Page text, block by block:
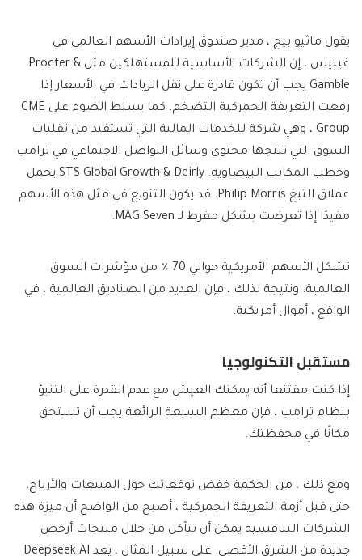
يقول ماثيو بيج ، مدير صندوق إيرادات الأسهم العالمي في
غينيس ، إن الشركات الأساسية للمستهلكين مثل Procter &
Gamble يجب أن تكون قادرة على نقل الزيادات في الأسعار إذا
رفعت التعريفة الجمركية التضخم. كما يسلط الضوء على CME
Group ، وهي شركة للخدمات المالية التي تستفيد من تقلبات
السوق التي تنتجها محتوى وسائل التواصل الاجتماعي في ترامب
وخطب المكاتب البيضاوية. STS Global Growth & Deirly يحمل
عملاق التبغ Philip Morris. قد يكون التنويع في مثل هذه الأسهم
مفيدًا إذا تعرضت بشكل مفرط لـ MAG Seven.
تشكل الأسهم الأمريكية حوالي 70 ٪ من مؤشرات السوق
العالمية. ونتيجة لذلك ، فإن العديد من الصناديق العالمية ، في
الواقع ، أموال أمريكية.
مستقبل التكنولوجيا
إذا كنت مقتنعا أنه يمكنك العيش مع عدم القدرة على التنبؤ
بنظام ترامب ، فإن معظم السبعة الرائعة يجب أن تستحق
مكانًا في محفظتك.
ومع ذلك ، من الحكمة خفض توقعاتك حول المبيعات والأرباح.
حتى قبل أزمة التعريفة الجمركية ، أصبح من الواضح أن ميزة هذه
الشركات التنافسية يمكن أن تتآكل من خلال منتجات أرخص
جديدة من الشرق الأقصى. على سبيل المثال ، يعد Deepseek AI